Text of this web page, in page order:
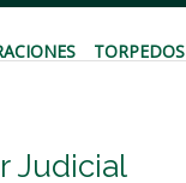
TORPEDOS
Judicial